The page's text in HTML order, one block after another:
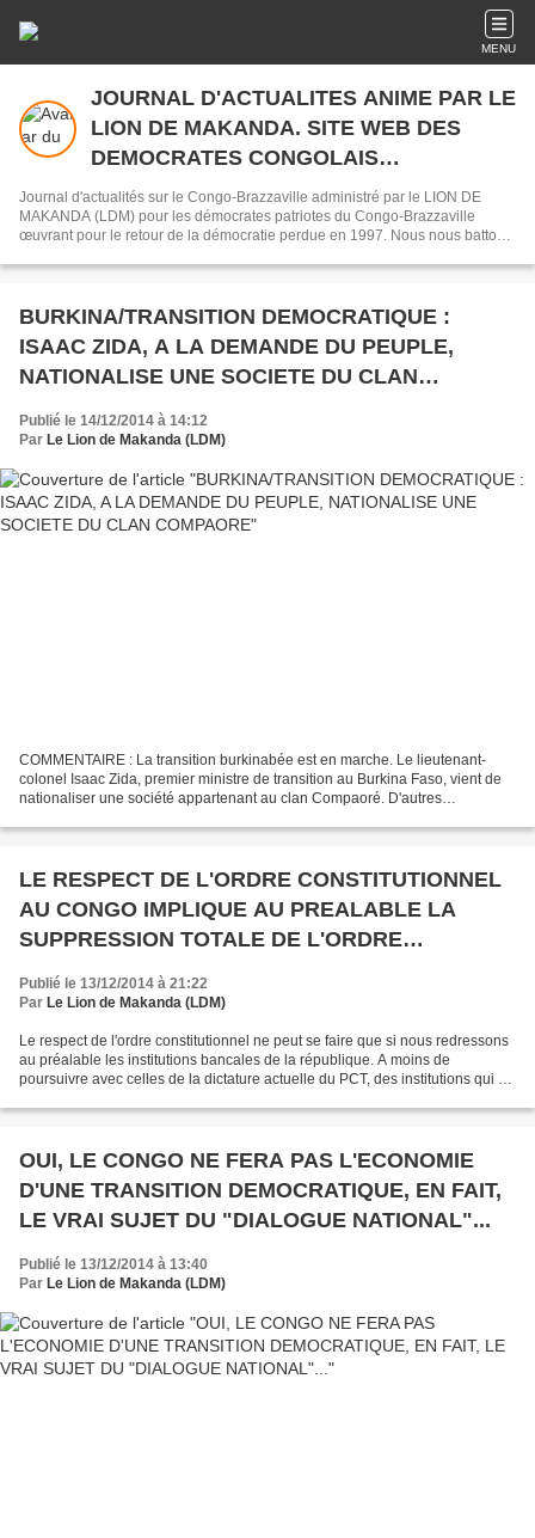
MENU
JOURNAL D'ACTUALITES ANIME PAR LE
LION DE MAKANDA. SITE WEB DES
DEMOCRATES CONGOLAIS
COMBATTANT LA DICTATURE SASSOU
NGUESSO
Journal d'actualités sur le Congo-Brazzaville administré par le LION DE
MAKANDA (LDM) pour les démocrates patriotes du Congo-Brazzaville
œuvrant pour le retour de la démocratie perdue en 1997. Nous nous battons
BURKINA/TRANSITION DEMOCRATIQUE :
ISAAC ZIDA, A LA DEMANDE DU PEUPLE,
NATIONALISE UNE SOCIETE DU CLAN
COMPAORE
Publié le 14/12/2014 à 14:12
Par Le Lion de Makanda (LDM)
COMMENTAIRE : La transition burkinabée est en marche. Le lieutenant-
colonel Isaac Zida, premier ministre de transition au Burkina Faso, vient de
nationaliser une société appartenant au clan Compaoré. D'autres
LE RESPECT DE L'ORDRE CONSTITUTIONNEL
AU CONGO IMPLIQUE AU PREALABLE LA
SUPPRESSION TOTALE DE L'ORDRE
Publié le 13/12/2014 à 21:22
Par Le Lion de Makanda (LDM)
Le respect de l'ordre constitutionnel ne peut se faire que si nous redressons
au préalable les institutions bancales de la république. A moins de
poursuivre avec celles de la dictature actuelle du PCT, des institutions qui ne
OUI, LE CONGO NE FERA PAS L'ECONOMIE
D'UNE TRANSITION DEMOCRATIQUE, EN FAIT,
LE VRAI SUJET DU "DIALOGUE NATIONAL"...
Publié le 13/12/2014 à 13:40
Par Le Lion de Makanda (LDM)